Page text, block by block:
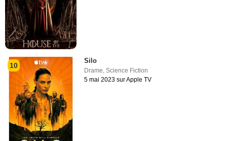
10
Silo
Drame ,Science Fiction
5 mai 2023 sur Apple TV